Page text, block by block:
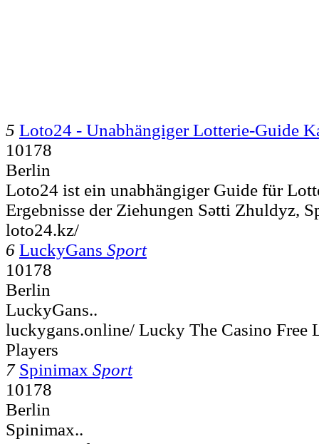
5 Loto24 - Unabhängiger Lotterie-Guide
10178
Berlin
Loto24 ist ein unabhängiger Guide für
Ergebnisse der Ziehungen Sәtti Zhuldyz,
loto24.kz/
6 LuckyGans Sport
10178
Berlin
LuckyGans..
luckygans.online/ Lucky The Casino Free
Players
7 Spinimax Sport
10178
Berlin
Spinimax..